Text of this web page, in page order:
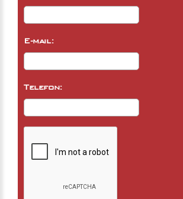
E-mail:
Telefon: